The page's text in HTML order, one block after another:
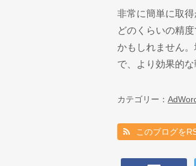
非常に簡単に取
どのくらいの精
かもしれません
で、より効果的
カテゴリー：
このブログを